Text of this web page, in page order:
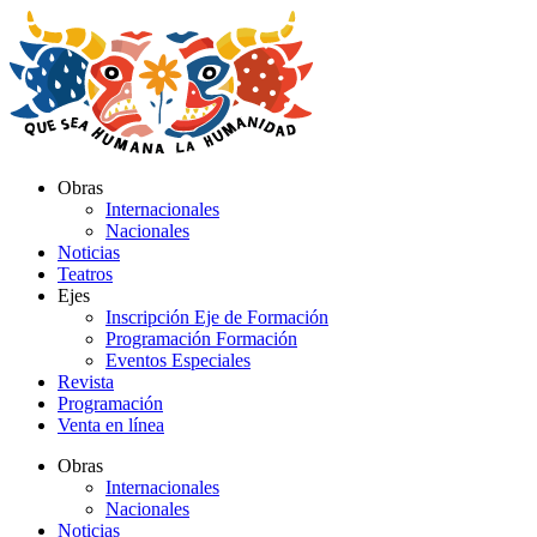
al
contenido
Obras
Internacionales
Nacionales
Noticias
Teatros
Ejes
Inscripción Eje de Formación
Programación Formación
Eventos Especiales
Revista
Programación
Venta en línea
Obras
Internacionales
Nacionales
Noticias